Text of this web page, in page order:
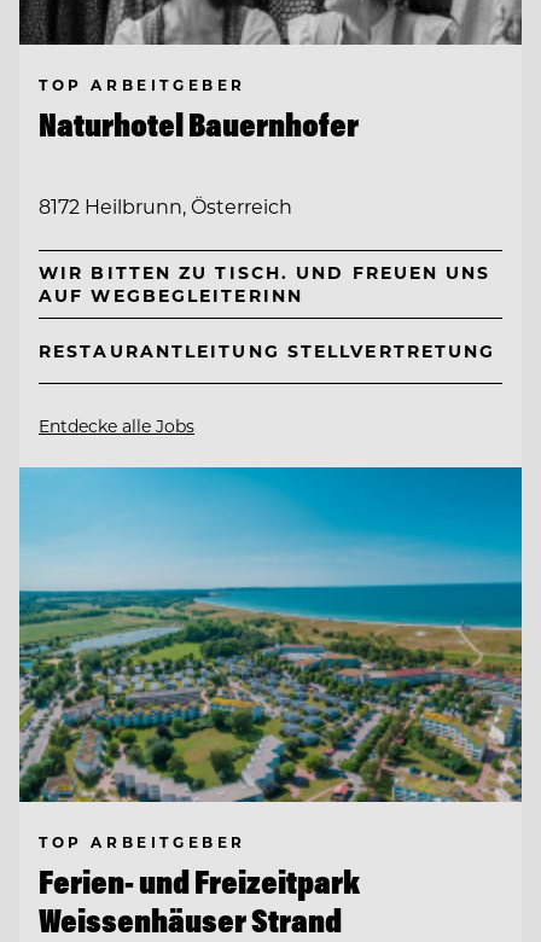
TOP ARBEITGEBER
Naturhotel Bauernhofer
8172 Heilbrunn, Österreich
WIR BITTEN ZU TISCH. UND FREUEN UNS
AUF WEGBEGLEITERINN
RESTAURANTLEITUNG STELLVERTRETUNG
Entdecke alle Jobs
TOP ARBEITGEBER
Ferien- und Freizeitpark
Weissenhäuser Strand